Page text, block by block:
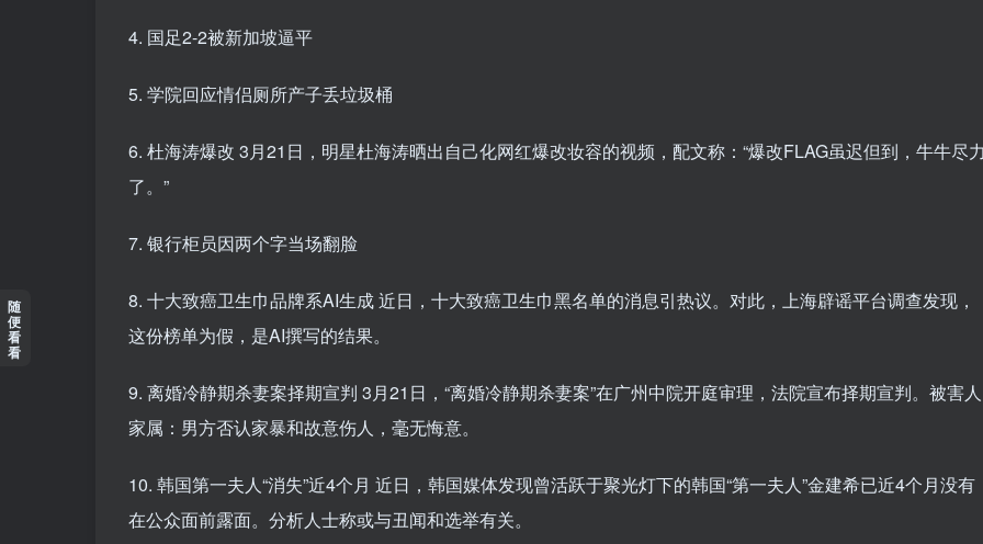
4. 国足2-2被新加坡逼平
5. 学院回应情侣厕所产子丢垃圾桶
6. 杜海涛爆改 3月21日，明星杜海涛晒出自己化网红爆改妆容的视频，配文称：“爆改FLAG虽迟但到，牛牛尽
了。”
7. 银行柜员因两个字当场翻脸
8. 十大致癌卫生巾品牌系AI生成 近日，十大致癌卫生巾黑名单的消息引热议。对此，上海辟谣平台调查发现，
这份榜单为假，是AI撰写的结果。
9. 离婚冷静期杀妻案择期宣判 3月21日，“离婚冷静期杀妻案”在广州中院开庭审理，法院宣布择期宣判。被害人
家属：男方否认家暴和故意伤人，毫无悔意。
10. 韩国第一夫人“消失”近4个月 近日，韩国媒体发现曾活跃于聚光灯下的韩国“第一夫人”金建希已近4个月没有
在公众面前露面。分析人士称或与丑闻和选举有关。
随
便
看
看